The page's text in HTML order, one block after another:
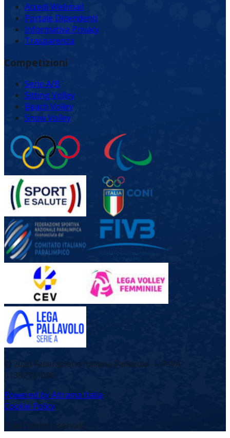
Accedi Webmail
Portale Dipendenti
Informativa Privacy
Trasparenza
Competizioni
Serie A/B
Sitting Volley
Beach Volley
Snow Volley
© 2026 Federazione Italiana Pallavolo — P.IVA
01382321006
Powered by Altrama Italia
Cookie Policy
Tutti i diritti riservati